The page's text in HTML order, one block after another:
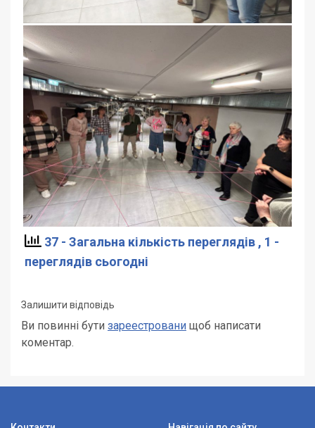
37 - Загальна кількість переглядів , 1 -
переглядів сьогодні
Залишити відповідь
Ви повинні бути зареестровани щоб написати
коментар.